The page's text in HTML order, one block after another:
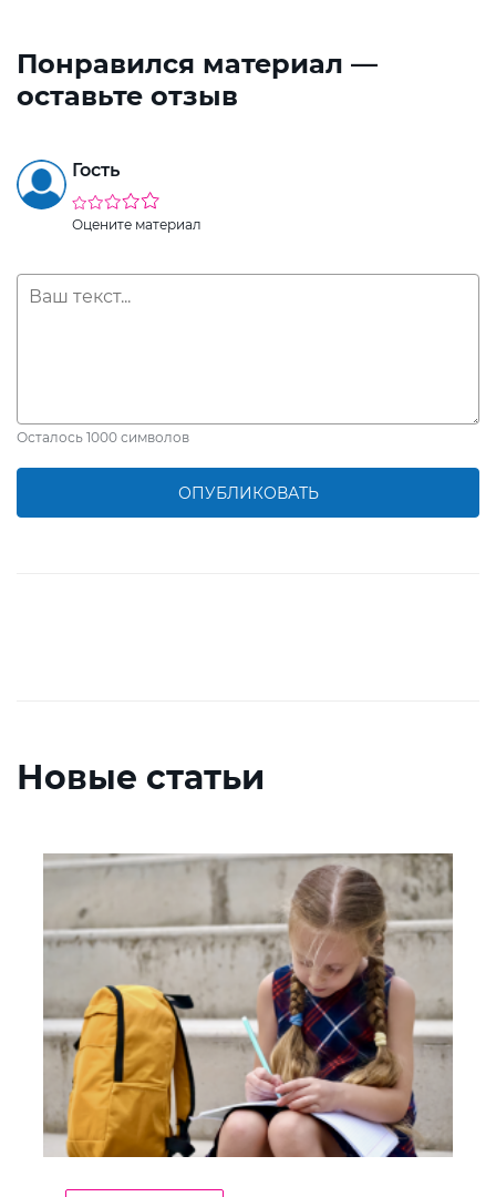
Понравился материал —
оставьте отзыв
Гость
Оцените материал
Осталось 1000 символов
ОПУБЛИКОВАТЬ
Новые статьи